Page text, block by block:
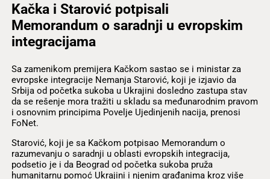
Kačka i Starović potpisali
Memorandum o saradnji u evropskim
integracijama
Sa zamenikom premijera Kačkom sastao se i ministar za
evropske integracije Nemanja Starović, koji je izjavio da
Srbija od početka sukoba u Ukrajini dosledno zastupa stav
da se rešenje mora tražiti u skladu sa međunarodnim pravom
i osnovnim principima Povelje Ujedinjenih nacija, prenosi
FoNet.
Starović, koji je sa Kačkom potpisao Memorandum o
razumevanju o saradnji u oblasti evropskih integracija,
podsetio je i da Beograd od početka sukoba pruža
humanitarnu pomoć Ukrajini i njenim građanima kroz više